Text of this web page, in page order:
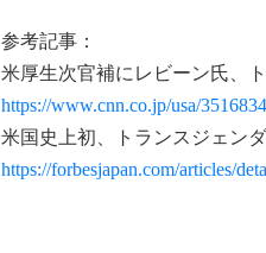
参考記事：
米厚生次官補にレビーン氏、
https://www.cnn.co.jp/usa/
米国史上初、トランスジェンダ
https://forbesjapan.com/articles/